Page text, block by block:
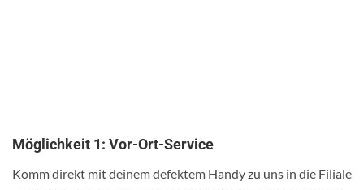
Möglichkeit 1: Vor-Ort-Service
Komm direkt mit deinem defektem Handy zu uns in die Filiale